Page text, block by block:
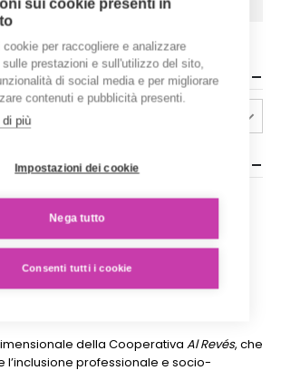
della Cooperativa Al Revés, che
l’inclusione professionale e socio-
sui cookie presenti in
per raccogliere e analizzare
sulle prestazioni e sull'utilizzo del sito,
di social media e per migliorare
contenuti e pubblicità presenti.
di più
Impostazioni dei cookie
Nega tutto
Consenti tutti i cookie